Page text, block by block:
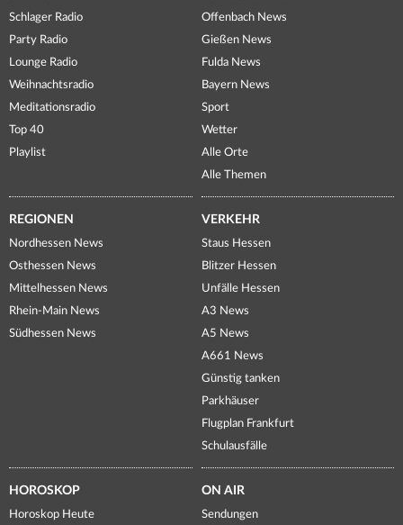
Schlager Radio
Party Radio
Lounge Radio
Weihnachtsradio
Meditationsradio
Top 40
Playlist
Offenbach News
Gießen News
Fulda News
Bayern News
Sport
Wetter
Alle Orte
Alle Themen
REGIONEN
Nordhessen News
Osthessen News
Mittelhessen News
Rhein-Main News
Südhessen News
VERKEHR
Staus Hessen
Blitzer Hessen
Unfälle Hessen
A3 News
A5 News
A661 News
Günstig tanken
Parkhäuser
Flugplan Frankfurt
Schulausfälle
HOROSKOP
Horoskop Heute
ON AIR
Sendungen